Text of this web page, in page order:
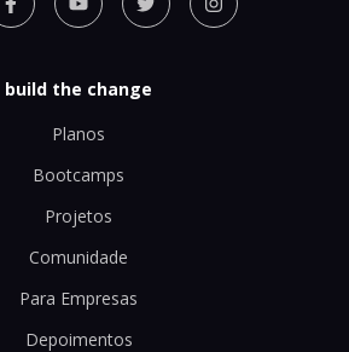
build the change
Planos
Bootcamps
Projetos
Comunidade
Para Empresas
Depoimentos